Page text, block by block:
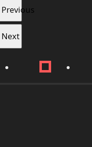
Previous
Next